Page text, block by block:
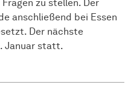
zu stellen. Der
anschließend bei Essen
Der nächste
Januar statt.